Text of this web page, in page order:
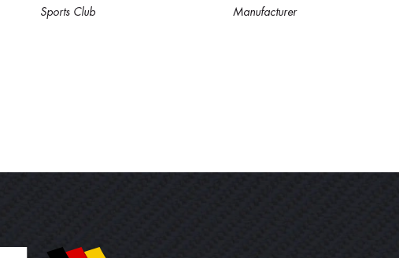
Sports Club Manufacturer